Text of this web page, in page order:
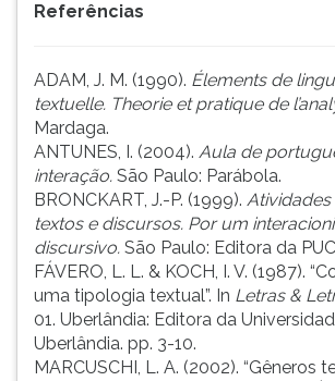
Referências
ADAM, J. M. (1990). Élements de
textuelle. Theorie et pratique de
Mardaga.
ANTUNES, I. (2004). Aula de
interação. São Paulo: Parábola.
BRONCKART, J.-P. (1999).
textos e discursos. Por um
discursivo. São Paulo: Editora da
FÁVERO, L. L. & KOCH, I. V. (1987).
uma tipologia textual”. In Letras &
01. Uberlândia: Editora da
Uberlândia. pp. 3-10.
MARCUSCHI, L. A. (2002). “Gêneros